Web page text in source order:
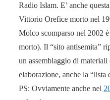
Radio Islam. E’ anche
Vittorio Orefice morto nel
Molco scomparso nel 2002
morto). Il “sito antisemita”
un assemblaggio di
elaborazione, anche la “lista
PS: Ovviamente anche nel